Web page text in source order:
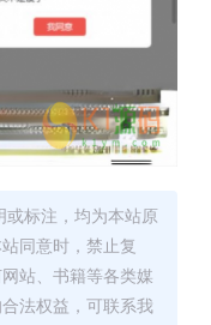
或标注，均为本站原
同意时，禁止复
站、书籍等各类媒
法权益，可联系我